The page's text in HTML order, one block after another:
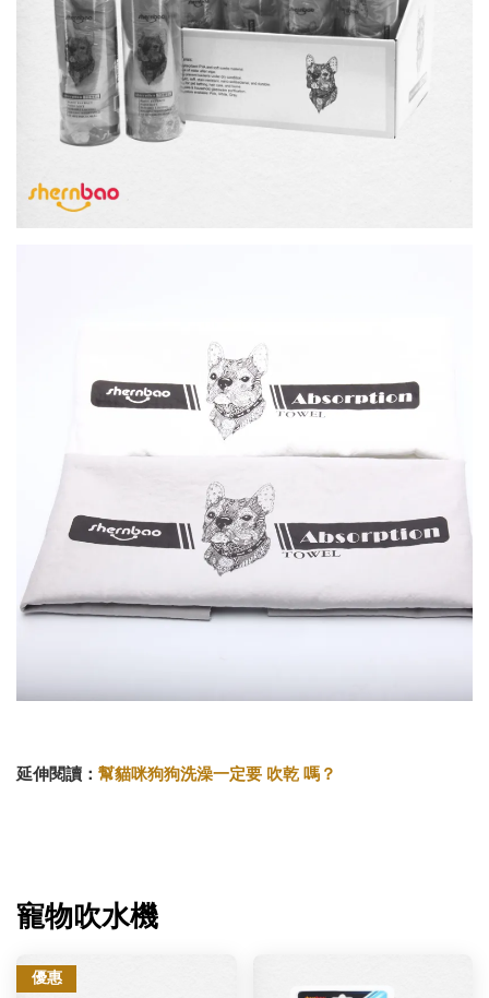
延伸閱讀： 幫貓咪狗狗洗澡一定要 吹乾 嗎？
寵物吹水機
優惠